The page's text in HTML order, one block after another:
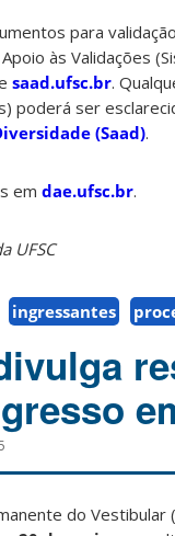
para
às Validações
saad.ufsc.br.
poderá ser
(Saad).
em dae.ufsc.br.
UFSC
ingressantes
do Vestibular (